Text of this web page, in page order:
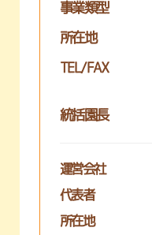
事業類型
所在地
TEL/FAX
統括園長
運営会社
代表者
所在地